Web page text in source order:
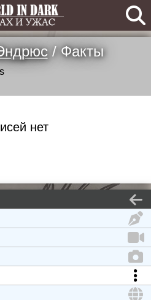
/ Факты
нет